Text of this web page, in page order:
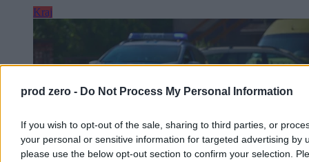
prod zero - Do Not Process My Personal Information
If you wish to opt-out of the sale, sharing to third parties, or
your personal or sensitive information for targeted advertising by
please use the below opt-out section to confirm your selection.
Kraj